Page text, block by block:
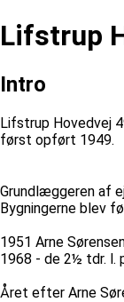
Lifstrup
Intro
Lifstrup Hovedvej
først opført 1949.
Grundlæggeren af
Bygningerne blev
1951 Arne
1968 - de 2½ tdr. l.
Året efter Arne